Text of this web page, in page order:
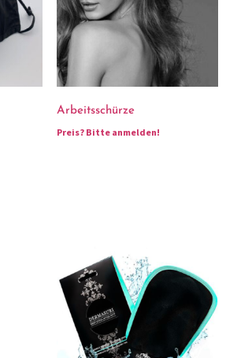
Arbeitsschürze
Preis? Bitte anmelden!